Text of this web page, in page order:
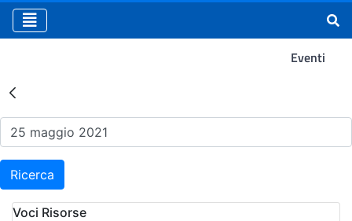
Eventi
Risultati della Ricerca -
Ricerca
Voci Risorse